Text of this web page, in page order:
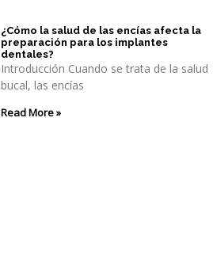
¿Cómo la salud de las encías afecta la
preparación para los implantes
dentales?
Introducción Cuando se trata de la salud
bucal, las encías
Read More »